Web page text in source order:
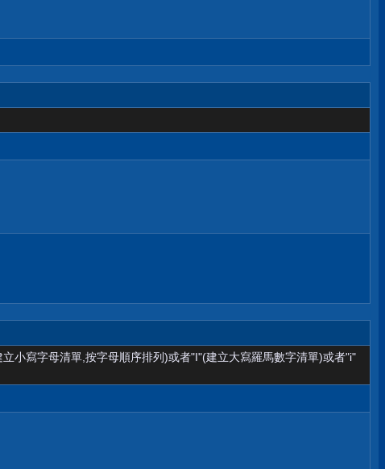
小寫字母清單,按字母順序排列)或者"I"(建立大寫羅馬數字清單)或者"i"